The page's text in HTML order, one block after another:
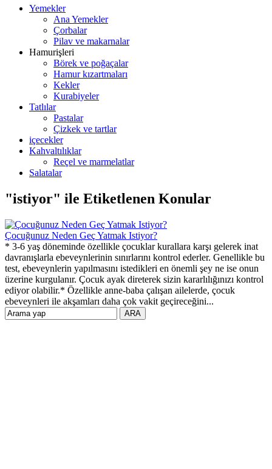
Yemekler
Ana Yemekler
Çorbalar
Pilav ve makarnalar
Hamurişleri
Börek ve poğaçalar
Hamur kızartmaları
Kekler
Kurabiyeler
Tatlılar
Pastalar
Çizkek ve tartlar
içecekler
Kahvaltılıklar
Reçel ve marmelatlar
Salatalar
"istiyor" ile Etiketlenen Konular
Çocuğunuz Neden Geç Yatmak Istiyor?
* 3-6 yaş döneminde özellikle çocuklar kurallara karşı gelerek inat
davranışlarla ebeveynlerinin sınırlarını kontrol ederler. Genellikle bu
test, ebeveynlerin yapılmasını istedikleri en önemli şey ne ise onun
üzerine kurgulanır. Çocuk ayak direterek sizin kararlılığınızı kontrol
ediyor olabilir.* Özellikle anne-baba çalışan ailelerde, çocuk
ebeveynleri ile akşamları daha çok vakit geçireceğini...